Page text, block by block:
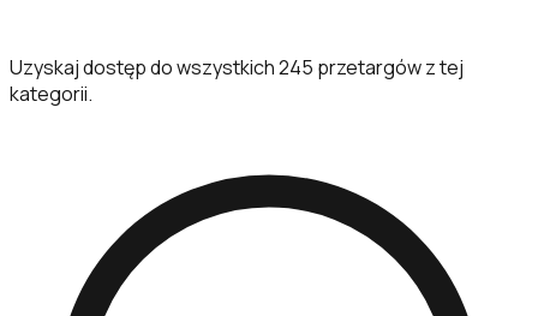
Uzyskaj dostęp do wszystkich 245 przetargów z tej
kategorii.